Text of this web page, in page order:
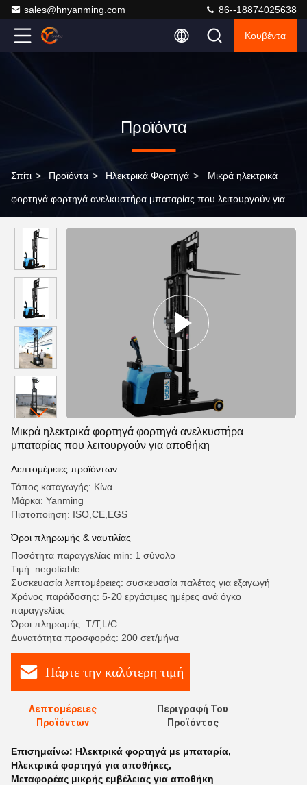
sales@hnyanming.com 86--18874025638
Κουβέντα
Προϊόντα
Σπίτι > Προϊόντα > Ηλεκτρικά Φορτηγά > Μικρά ηλεκτρικά
φορτηγά φορτηγά ανελκυστήρα μπαταρίας που λειτουργούν για
Μικρά ηλεκτρικά φορτηγά φορτηγά ανελκυστήρα
μπαταρίας που λειτουργούν για αποθήκη
Λεπτομέρειες προϊόντων
Τόπος καταγωγής: Κίνα
Μάρκα: Yanming
Πιστοποίηση: ISO,CE,EGS
Όροι πληρωμής & ναυτιλίας
Ποσότητα παραγγελίας min: 1 σύνολο
Τιμή: negotiable
Συσκευασία λεπτομέρειες: συσκευασία παλέτας για εξαγωγή
Χρόνος παράδοσης: 5-20 εργάσιμες ημέρες ανά όγκο
παραγγελίας
Όροι πληρωμής: T/T,L/C
Δυνατότητα προσφοράς: 200 σετ/μήνα
Πάρτε την καλύτερη τιμή
Λεπτομέρειες
Προϊόντων
Περιγραφή Του
Προϊόντος
Επισημαίνω: Ηλεκτρικά φορτηγά με μπαταρία,
Ηλεκτρικά φορτηγά για αποθήκες,
Μεταφορέας μικρής εμβέλειας για αποθήκη